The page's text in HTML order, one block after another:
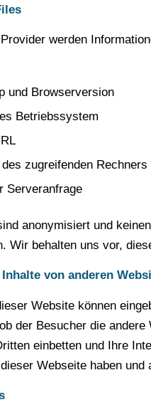
werden
und Browserversion
Betriebssystem
zugreifenden Rechners
Serveranfrage
anonymisiert und
Wir behalten uns vor,
von anderen
Website können
der Besucher die
einbetten und Ihre
Webseite haben und